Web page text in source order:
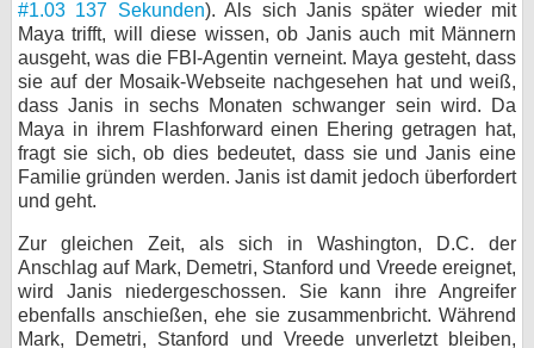
#1.03 137 Sekunden). Als sich Janis später wieder mit
Maya trifft, will diese wissen, ob Janis auch mit Männern
ausgeht, was die FBI-Agentin verneint. Maya gesteht, dass
sie auf der Mosaik-Webseite nachgesehen hat und weiß,
dass Janis in sechs Monaten schwanger sein wird. Da
Maya in ihrem Flashforward einen Ehering getragen hat,
fragt sie sich, ob dies bedeutet, dass sie und Janis eine
Familie gründen werden. Janis ist damit jedoch überfordert
und geht.
Zur gleichen Zeit, als sich in Washington, D.C. der
Anschlag auf Mark, Demetri, Stanford und Vreede ereignet,
wird Janis niedergeschossen. Sie kann ihre Angreifer
ebenfalls anschießen, ehe sie zusammenbricht. Während
Mark, Demetri, Stanford und Vreede unverletzt bleiben,